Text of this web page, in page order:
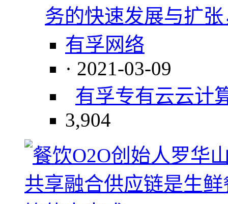
务的快速发展与扩
有孚网络
· 2021-03-09
有孚专有云云计
3,904